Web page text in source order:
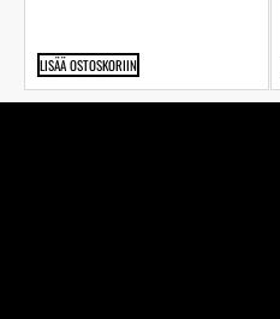
LISÄÄ OSTOSKORIIN